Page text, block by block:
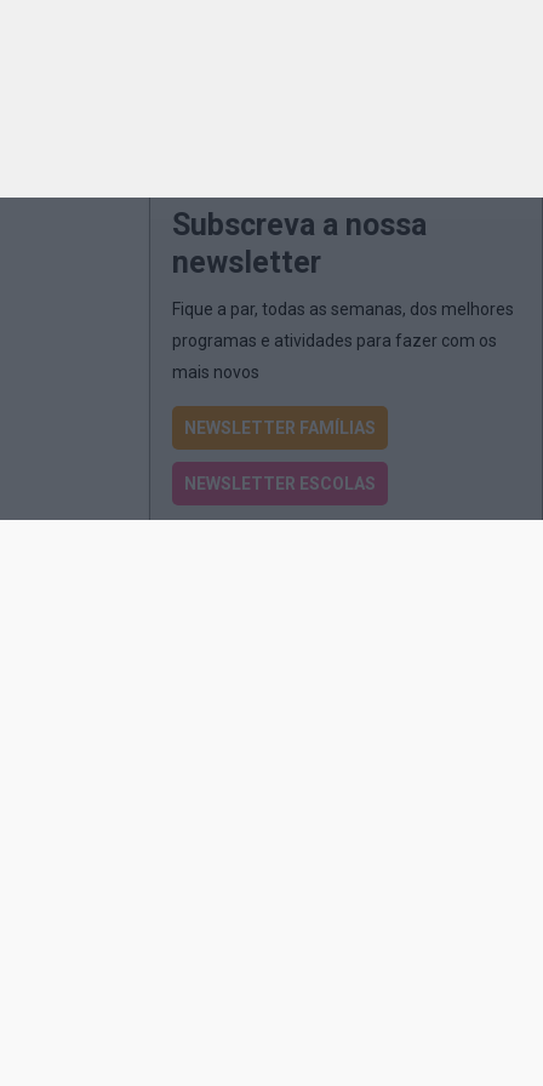
Subscreva a nossa
newsletter
Fique a par, todas as semanas, dos melhores
programas e atividades para fazer com os
mais novos
NEWSLETTER FAMÍLIAS
NEWSLETTER ESCOLAS